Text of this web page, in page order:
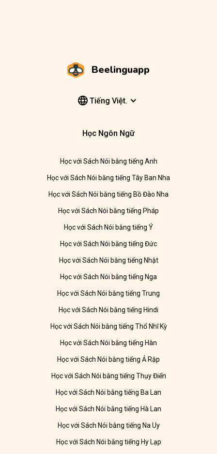
Beelinguapp
Tiếng Việt.
Học Ngôn Ngữ
Học với Sách Nói bằng tiếng Anh
Học với Sách Nói bằng tiếng Tây Ban Nha
Học với Sách Nói bằng tiếng Bồ Đào Nha
Học với Sách Nói bằng tiếng Pháp
Học với Sách Nói bằng tiếng Ý
Học với Sách Nói bằng tiếng Đức
Học với Sách Nói bằng tiếng Nhật
Học với Sách Nói bằng tiếng Nga
Học với Sách Nói bằng tiếng Trung
Học với Sách Nói bằng tiếng Hindi
Học với Sách Nói bằng tiếng Thổ Nhĩ Kỳ
Học với Sách Nói bằng tiếng Hàn
Học với Sách Nói bằng tiếng Ả Rập
Học với Sách Nói bằng tiếng Thụy Điển
Học với Sách Nói bằng tiếng Ba Lan
Học với Sách Nói bằng tiếng Hà Lan
Học với Sách Nói bằng tiếng Na Uy
Học với Sách Nói bằng tiếng Hy Lạp